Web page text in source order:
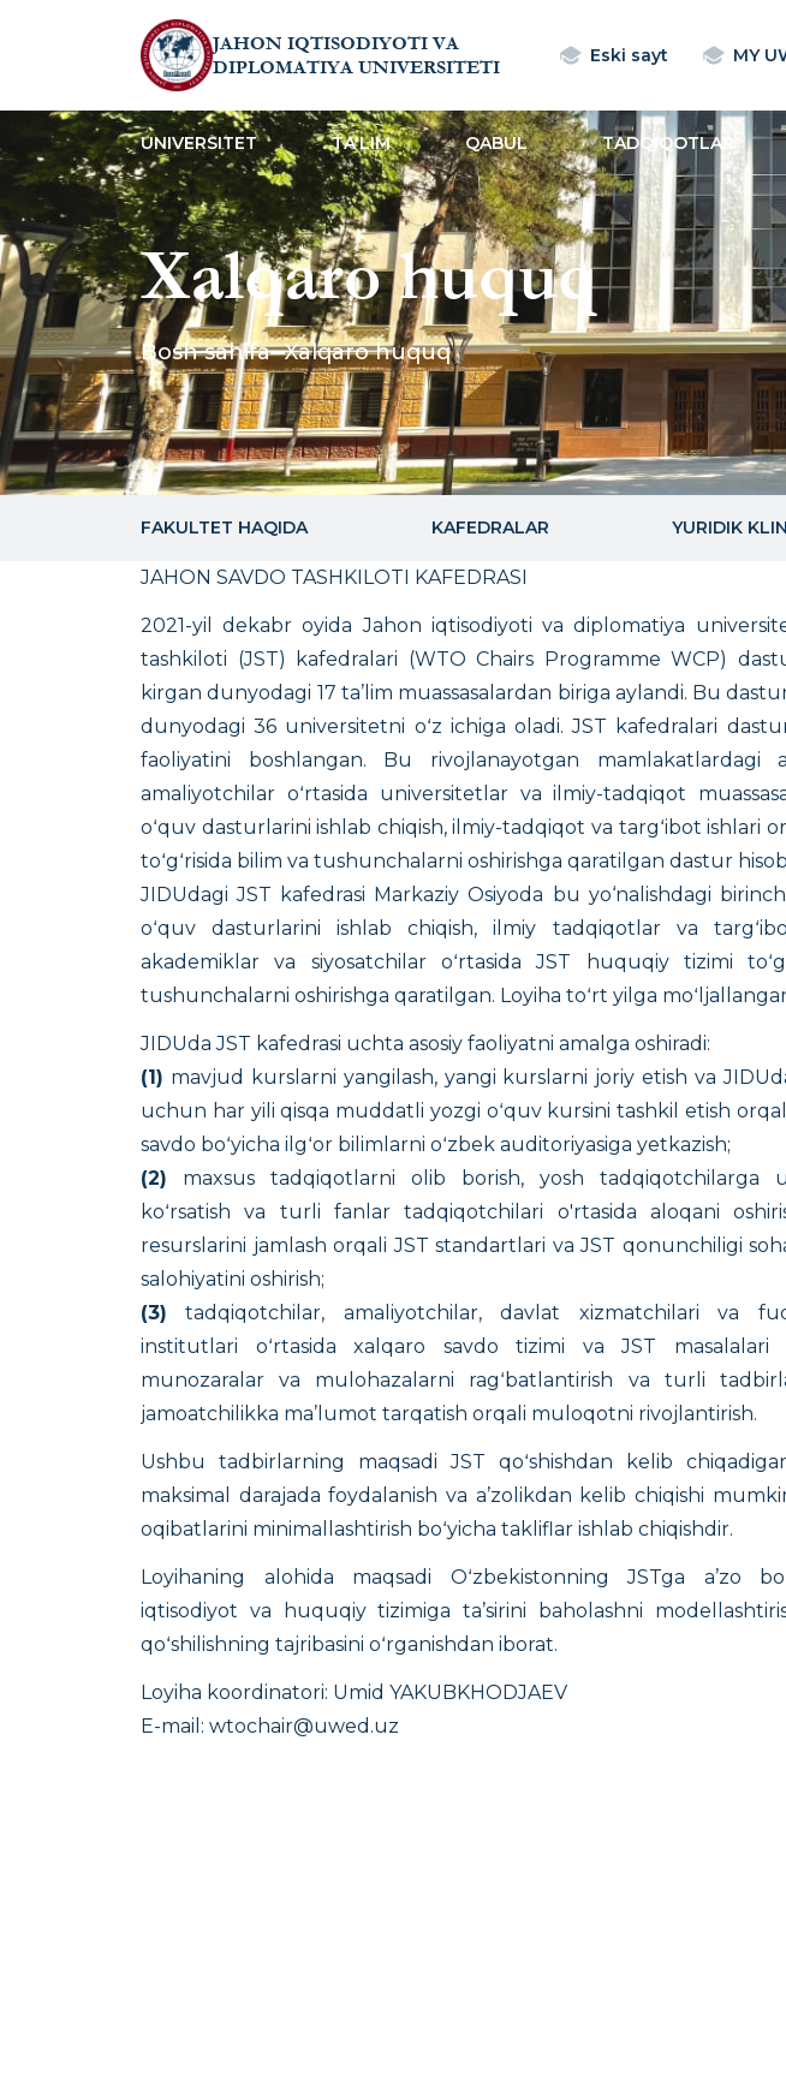
JAHON IQTISODIYOTI VA
DIPLOMATIYA UNIVERSITETI
Eski sayt MY
UNIVERSITET TA'LIM QABUL TADQIQOTLAR
Xalqaro huquq
Bosh sahifa Xalqaro huquq
FAKULTET HAQIDA KAFEDRALAR YURIDIK
JAHON SAVDO TASHKILOTI KAFEDRASI
2021-yil dekabr oyida Jahon iqtisodiyoti va diplomatiya
tashkiloti (JST) kafedralari (WTO Chairs Programme WCP)
kirgan dunyodagi 17 ta’lim muassasalardan biriga aylandi. Bu
dunyodagi 36 universitetni oʻz ichiga oladi. JST kafedralari
faoliyatini boshlangan. Bu rivojlanayotgan mamlakatlardagi
amaliyotchilar oʻrtasida universitetlar va ilmiy-tadqiqot
oʻquv dasturlarini ishlab chiqish, ilmiy-tadqiqot va targʻibot ishlari
toʻgʻrisida bilim va tushunchalarni oshirishga qaratilgan dastur
JIDUdagi JST kafedrasi Markaziy Osiyoda bu yo‘nalishdagi
oʻquv dasturlarini ishlab chiqish, ilmiy tadqiqotlar va
akademiklar va siyosatchilar oʻrtasida JST huquqiy tizimi
tushunchalarni oshirishga qaratilgan. Loyiha toʻrt yilga
JIDUda JST kafedrasi uchta asosiy faoliyatni amalga oshiradi:
(1) mavjud kurslarni yangilash, yangi kurslarni joriy etish va
uchun har yili qisqa muddatli yozgi oʻquv kursini tashkil etish
savdo boʻyicha ilgʻor bilimlarni oʻzbek auditoriyasiga yetkazish;
(2) maxsus tadqiqotlarni olib borish, yosh tadqiqotchilarga
koʻrsatish va turli fanlar tadqiqotchilari o'rtasida aloqani
resurslarini jamlash orqali JST standartlari va JST qonunchiligi
salohiyatini oshirish;
(3) tadqiqotchilar, amaliyotchilar, davlat xizmatchilari va
institutlari oʻrtasida xalqaro savdo tizimi va JST masalalari
munozaralar va mulohazalarni ragʻbatlantirish va turli
jamoatchilikka ma’lumot tarqatish orqali muloqotni rivojlantirish.
Ushbu tadbirlarning maqsadi JST qoʻshishdan kelib
maksimal darajada foydalanish va a’zolikdan kelib chiqishi
oqibatlarini minimallashtirish boʻyicha takliflar ishlab chiqishdir.
Loyihaning alohida maqsadi Oʻzbekistonning JSTga a’zo
iqtisodiyot va huquqiy tizimiga ta’sirini baholashni
qoʻshilishning tajribasini oʻrganishdan iborat.
Loyiha koordinatori: Umid YAKUBKHODJAEV
E-mail: wtochair@uwed.uz